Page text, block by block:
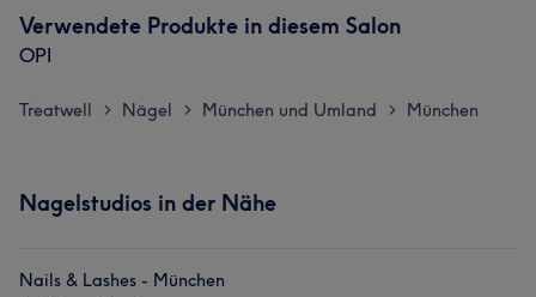
Verwendete Produkte in diesem Salon
OPI
Treatwell > Nägel > München und Umland > München
Nagelstudios in der Nähe
Nails & Lashes - München